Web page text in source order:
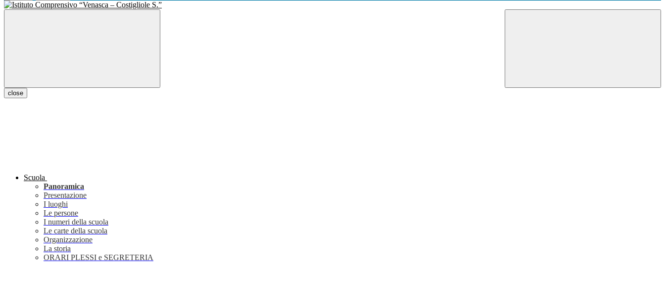
close
Scuola
Panoramica
Presentazione
I luoghi
Le persone
I numeri della scuola
Le carte della scuola
Organizzazione
La storia
ORARI PLESSI e SEGRETERIA